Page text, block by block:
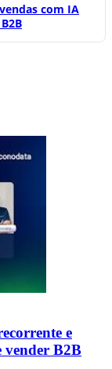
com IA
e
vender B2B